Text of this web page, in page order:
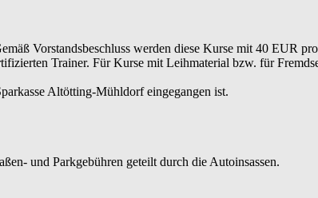
Vorstandsbeschluss werden diese Kurse mit 40 EUR
Trainer. Für Kurse mit Leihmaterial bzw. für
Altötting-Mühldorf eingegangen ist.
und Parkgebühren geteilt durch die Autoinsassen.